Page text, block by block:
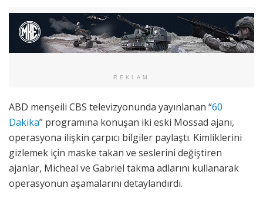
REKLAM
ABD menşeili CBS televizyonunda yayınlanan “60
Dakika” programına konuşan iki eski Mossad ajanı,
operasyona ilişkin çarpıcı bilgiler paylaştı. Kimliklerini
gizlemek için maske takan ve seslerini değiştiren
ajanlar, Micheal ve Gabriel takma adlarını kullanarak
operasyonun aşamalarını detaylandırdı.